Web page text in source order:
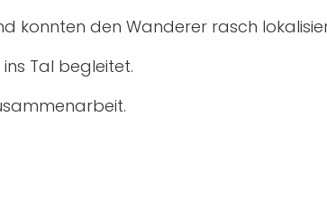
konnten den Wanderer rasch
Tal begleitet.